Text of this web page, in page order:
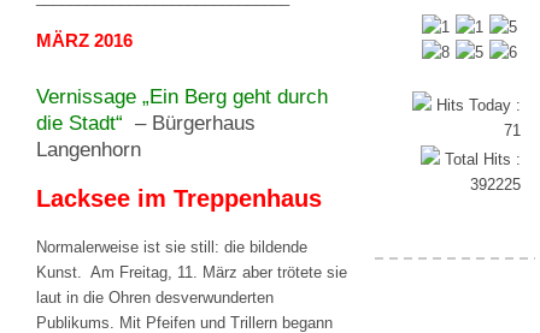
MÄRZ 2016
Vernissage „Ein Berg geht durch
die Stadt“ – Bürgerhaus
Langenhorn
Lacksee im Treppenhaus
Normalerweise ist sie still: die bildende
Kunst. Am Freitag, 11. März aber trötete sie
laut in die Ohren desverwunderten
Publikums. Mit Pfeifen und Trillern begann
Hits Today :
71
Total Hits :
392225